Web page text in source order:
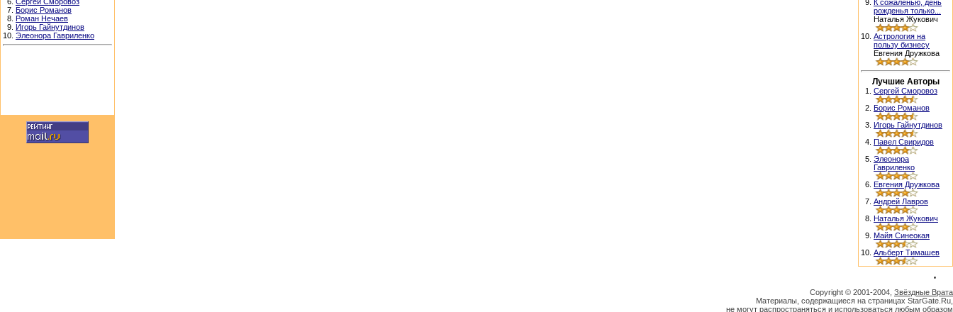
7. Борис Романов
8. Роман Нечаев
9. Игорь Гайнутдинов
10. Элеонора Гавриленко
9. К сожаленью, день
рожденья только...
Наталья Жукович
10. Астрология на
пользу бизнесу
Евгения Дружкова
Лучшие Авторы
1. Сергей Сморовоз
2. Борис Романов
3. Игорь Гайнутдинов
4. Павел Свиридов
5. Элеонора
Гавриленко
6. Евгения Дружкова
7. Андрей Лавров
8. Наталья Жукович
9. Майя Синеокая
10. Альберт Тимашев
Copyright © 2001-2004, Звёздные Врата
Материалы, содержащиеся на страницах StarGate.Ru,
не могут распространяться и использоваться любым образом